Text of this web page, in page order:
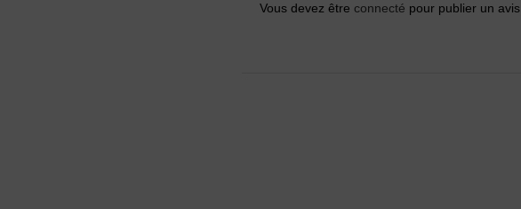
Vous devez être connecté pour publier un avis.